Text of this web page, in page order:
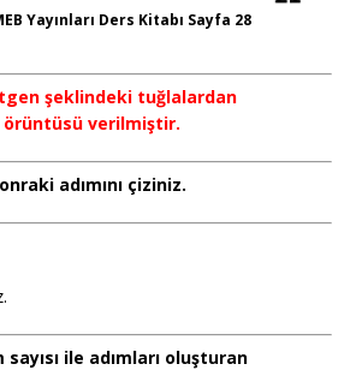
Yayınları Ders Kitabı Sayfa 28
şeklindeki tuğlalardan
verilmiştir.
adımını çiziniz.
ile adımları oluşturan